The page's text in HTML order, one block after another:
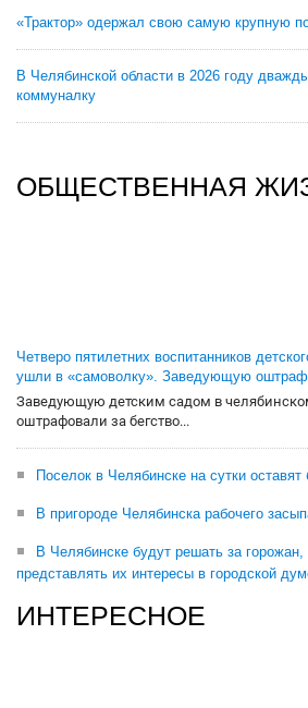
«Трактор» одержал свою самую крупную
В Челябинской области в 2026 году
коммуналку
ОБЩЕСТВЕННАЯ
Четверо пятилетних воспитанников
ушли в «самоволку». Заведующую
Заведующую детским садом в
оштрафовали за бегство...
Поселок в Челябинске на сутки
В пригороде Челябинска рабочего
В Челябинске будут решать за горожан,
представлять их интересы в городской
ИНТЕРЕСНОЕ